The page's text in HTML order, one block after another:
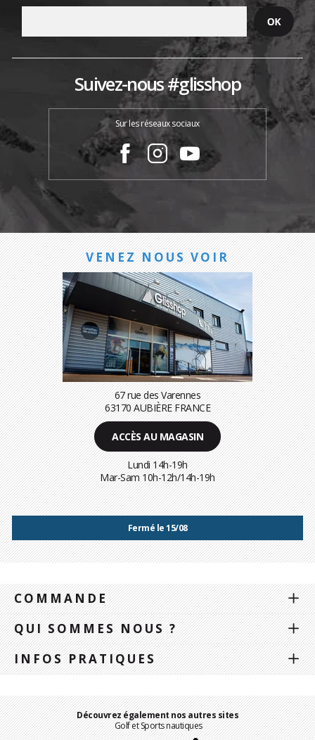
Suivez-nous #glisshop
Sur les réseaux sociaux
VENEZ NOUS VOIR
67 rue des Varennes
63170 AUBIÈRE FRANCE
ACCÈS AU MAGASIN
Lundi 14h-19h
Mar-Sam 10h-12h/14h-19h
Fermé le 15/08
COMMANDE
QUI SOMMES NOUS ?
INFOS PRATIQUES
Découvrez également nos autres sites
Golf et Sports nautiques